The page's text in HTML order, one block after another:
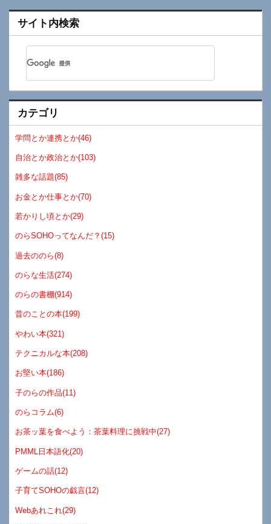
サイト内検索
カテゴリ
学問とか連携とか(46)
自治とか政治とか(103)
雑多な話題(85)
お金とか仕事とか(70)
若かりし頃とか(29)
のらSOHOってなんだ？(15)
過去ののら(8)
のらな生活(274)
のらの書棚(914)
昔のことの本(199)
やわい本(321)
テクニカルな本(208)
お堅い本(186)
子のらの作品(11)
のらコラム(6)
お茶ッ葉を食べよう：茶葉料理に挑戦中(27)
PMML日本語化(20)
ゲームの話(12)
子育てSOHOの戯言(12)
Webあれこれ(29)